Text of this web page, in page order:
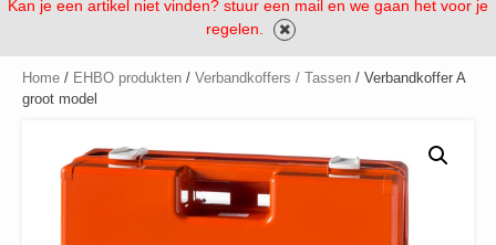
Kan je een artikel niet vinden? stuur een mail en we gaan het voor je
regelen.
Home / EHBO produkten / Verbandkoffers / Tassen / Verbandkoffer A
groot model